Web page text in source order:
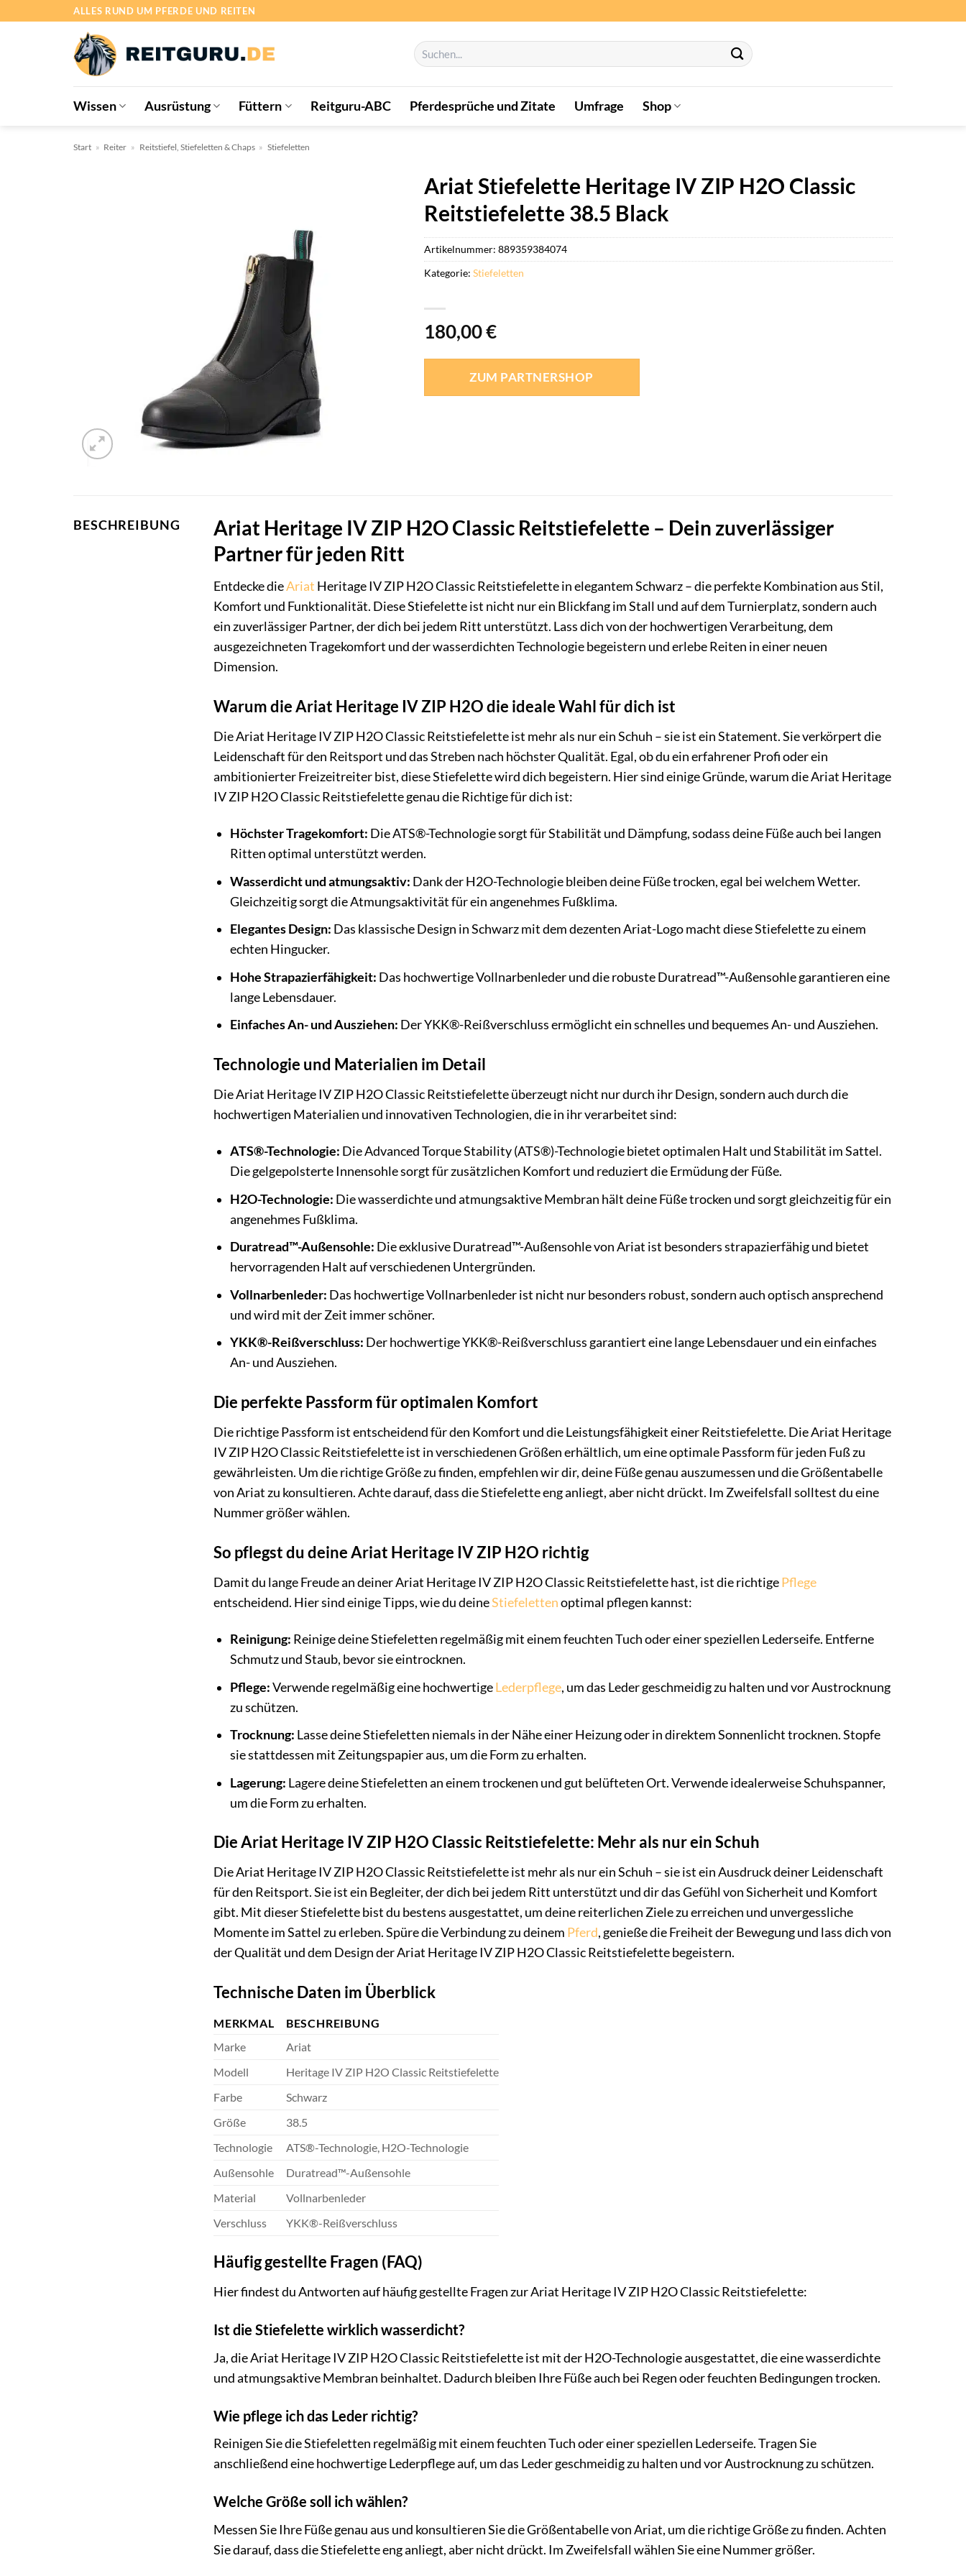
ALLES RUND UM PFERDE UND REITEN
Suchen
nach:
Wissen Ausrüstung Füttern Reitguru-ABC Pferdesprüche und Zitate Umfrage Shop
Start » Reiter » Reitstiefel, Stiefeletten & Chaps » Stiefeletten
Ariat Stiefelette Heritage IV ZIP H2O Classic
Reitstiefelette 38.5 Black
180,00€
ZUM PARTNERSHOP
Artikelnummer: 889359384074
Kategorie: Stiefeletten
BESCHREIBUNG
Ariat Heritage IV ZIP H2O Classic Reitstiefelette – Dein zuverlässiger
Partner für jeden Ritt
Entdecke dieAriat Heritage IV ZIP H2O Classic Reitstiefelette in elegantem Schwarz – die perfekte Kombination aus Stil,
Komfort und Funktionalität. Diese Stiefelette ist nicht nur ein Blickfang im Stall und auf dem Turnierplatz, sondern auch
ein zuverlässiger Partner, der dich bei jedem Ritt unterstützt. Lass dich von der hochwertigen Verarbeitung, dem
ausgezeichneten Tragekomfort und der wasserdichten Technologie begeistern und erlebe Reiten in einer neuen
Dimension.
Warum die Ariat Heritage IV ZIP H2O die ideale Wahl für dich ist
Die Ariat Heritage IV ZIP H2O Classic Reitstiefelette ist mehr als nur ein Schuh – sie ist ein Statement. Sie verkörpert die
Leidenschaft für den Reitsport und das Streben nach höchster Qualität. Egal, ob du ein erfahrener Profi oder ein
ambitionierter Freizeitreiter bist, diese Stiefelette wird dich begeistern. Hier sind einige Gründe, warum die Ariat Heritage
IV ZIP H2O Classic Reitstiefelette genau die Richtige für dich ist:
Höchster Tragekomfort: Die ATS®-Technologie sorgt für Stabilität und Dämpfung, sodass deine Füße auch bei langen
Ritten optimal unterstützt werden.
Wasserdicht und atmungsaktiv: Dank der H2O-Technologie bleiben deine Füße trocken, egal bei welchem Wetter.
Gleichzeitig sorgt die Atmungsaktivität für ein angenehmes Fußklima.
Elegantes Design: Das klassische Design in Schwarz mit dem dezenten Ariat-Logo macht diese Stiefelette zu einem
echten Hingucker.
Hohe Strapazierfähigkeit: Das hochwertige Vollnarbenleder und die robuste Duratread™-Außensohle garantieren eine
lange Lebensdauer.
Einfaches An- und Ausziehen: Der YKK®-Reißverschluss ermöglicht ein schnelles und bequemes An- und Ausziehen.
Technologie und Materialien im Detail
Die Ariat Heritage IV ZIP H2O Classic Reitstiefelette überzeugt nicht nur durch ihr Design, sondern auch durch die
hochwertigen Materialien und innovativen Technologien, die in ihr verarbeitet sind:
ATS®-Technologie: Die Advanced Torque Stability (ATS®)-Technologie bietet optimalen Halt und Stabilität im Sattel.
Die gelgepolsterte Innensohle sorgt für zusätzlichen Komfort und reduziert die Ermüdung der Füße.
H2O-Technologie: Die wasserdichte und atmungsaktive Membran hält deine Füße trocken und sorgt gleichzeitig für ein
angenehmes Fußklima.
Duratread™-Außensohle: Die exklusive Duratread™-Außensohle von Ariat ist besonders strapazierfähig und bietet
hervorragenden Halt auf verschiedenen Untergründen.
Vollnarbenleder: Das hochwertige Vollnarbenleder ist nicht nur besonders robust, sondern auch optisch ansprechend
und wird mit der Zeit immer schöner.
YKK®-Reißverschluss: Der hochwertige YKK®-Reißverschluss garantiert eine lange Lebensdauer und ein einfaches
An- und Ausziehen.
Die perfekte Passform für optimalen Komfort
Die richtige Passform ist entscheidend für den Komfort und die Leistungsfähigkeit einer Reitstiefelette. Die Ariat Heritage
IV ZIP H2O Classic Reitstiefelette ist in verschiedenen Größen erhältlich, um eine optimale Passform für jeden Fuß zu
gewährleisten. Um die richtige Größe zu finden, empfehlen wir dir, deine Füße genau auszumessen und die Größentabelle
von Ariat zu konsultieren. Achte darauf, dass die Stiefelette eng anliegt, aber nicht drückt. Im Zweifelsfall solltest du eine
Nummer größer wählen.
So pflegst du deine Ariat Heritage IV ZIP H2O richtig
Damit du lange Freude an deiner Ariat Heritage IV ZIP H2O Classic Reitstiefelette hast, ist die richtigePflege
entscheidend. Hier sind einige Tipps, wie du deineStiefelettenoptimal pflegen kannst:
Reinigung: Reinige deine Stiefeletten regelmäßig mit einem feuchten Tuch oder einer speziellen Lederseife. Entferne
Schmutz und Staub, bevor sie eintrocknen.
Pflege:Verwende regelmäßig eine hochwertigeLederpflege, um das Leder geschmeidig zu halten und vor Austrocknung
zu schützen.
Trocknung: Lasse deine Stiefeletten niemals in der Nähe einer Heizung oder in direktem Sonnenlicht trocknen. Stopfe
sie stattdessen mit Zeitungspapier aus, um die Form zu erhalten.
Lagerung: Lagere deine Stiefeletten an einem trockenen und gut belüfteten Ort. Verwende idealerweise Schuhspanner,
um die Form zu erhalten.
Die Ariat Heritage IV ZIP H2O Classic Reitstiefelette: Mehr als nur ein Schuh
Die Ariat Heritage IV ZIP H2O Classic Reitstiefelette ist mehr als nur ein Schuh – sie ist ein Ausdruck deiner Leidenschaft
für den Reitsport. Sie ist ein Begleiter, der dich bei jedem Ritt unterstützt und dir das Gefühl von Sicherheit und Komfort
gibt. Mit dieser Stiefelette bist du bestens ausgestattet, um deine reiterlichen Ziele zu erreichen und unvergessliche
Momente im Sattel zu erleben. Spüre die Verbindung zu deinem Pferd, genieße die Freiheit der Bewegung und lass dich von
der Qualität und dem Design der Ariat Heritage IV ZIP H2O Classic Reitstiefelette begeistern.
Technische Daten im Überblick
MERKMAL
BESCHREIBUNG
Marke
Ariat
Modell
Heritage IV ZIP H2O Classic Reitstiefelette
Farbe
Schwarz
Größe
38.5
Technologie
ATS®-Technologie, H2O-Technologie
Außensohle
Duratread™-Außensohle
Material
Vollnarbenleder
Verschluss
YKK®-Reißverschluss
Häufig gestellte Fragen (FAQ)
Hier findest du Antworten auf häufig gestellte Fragen zur Ariat Heritage IV ZIP H2O Classic Reitstiefelette:
Ist die Stiefelette wirklich wasserdicht?
Ja, die Ariat Heritage IV ZIP H2O Classic Reitstiefelette ist mit der H2O-Technologie ausgestattet, die eine wasserdichte
und atmungsaktive Membran beinhaltet. Dadurch bleiben Ihre Füße auch bei Regen oder feuchten Bedingungen trocken.
Wie pflege ich das Leder richtig?
Reinigen Sie die Stiefeletten regelmäßig mit einem feuchten Tuch oder einer speziellen Lederseife. Tragen Sie
anschließend eine hochwertige Lederpflege auf, um das Leder geschmeidig zu halten und vor Austrocknung zu schützen.
Welche Größe soll ich wählen?
Messen Sie Ihre Füße genau aus und konsultieren Sie die Größentabelle von Ariat, um die richtige Größe zu finden. Achten
Sie darauf, dass die Stiefelette eng anliegt, aber nicht drückt. Im Zweifelsfall wählen Sie eine Nummer größer.